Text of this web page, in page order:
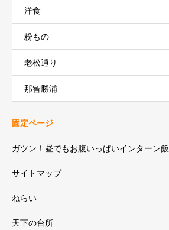
洋食
粉もの
老松通り
那智勝浦
固定ページ
ガツン！昼でもお腹いっぱいインターン飯
サイトマップ
ねらい
天下の台所